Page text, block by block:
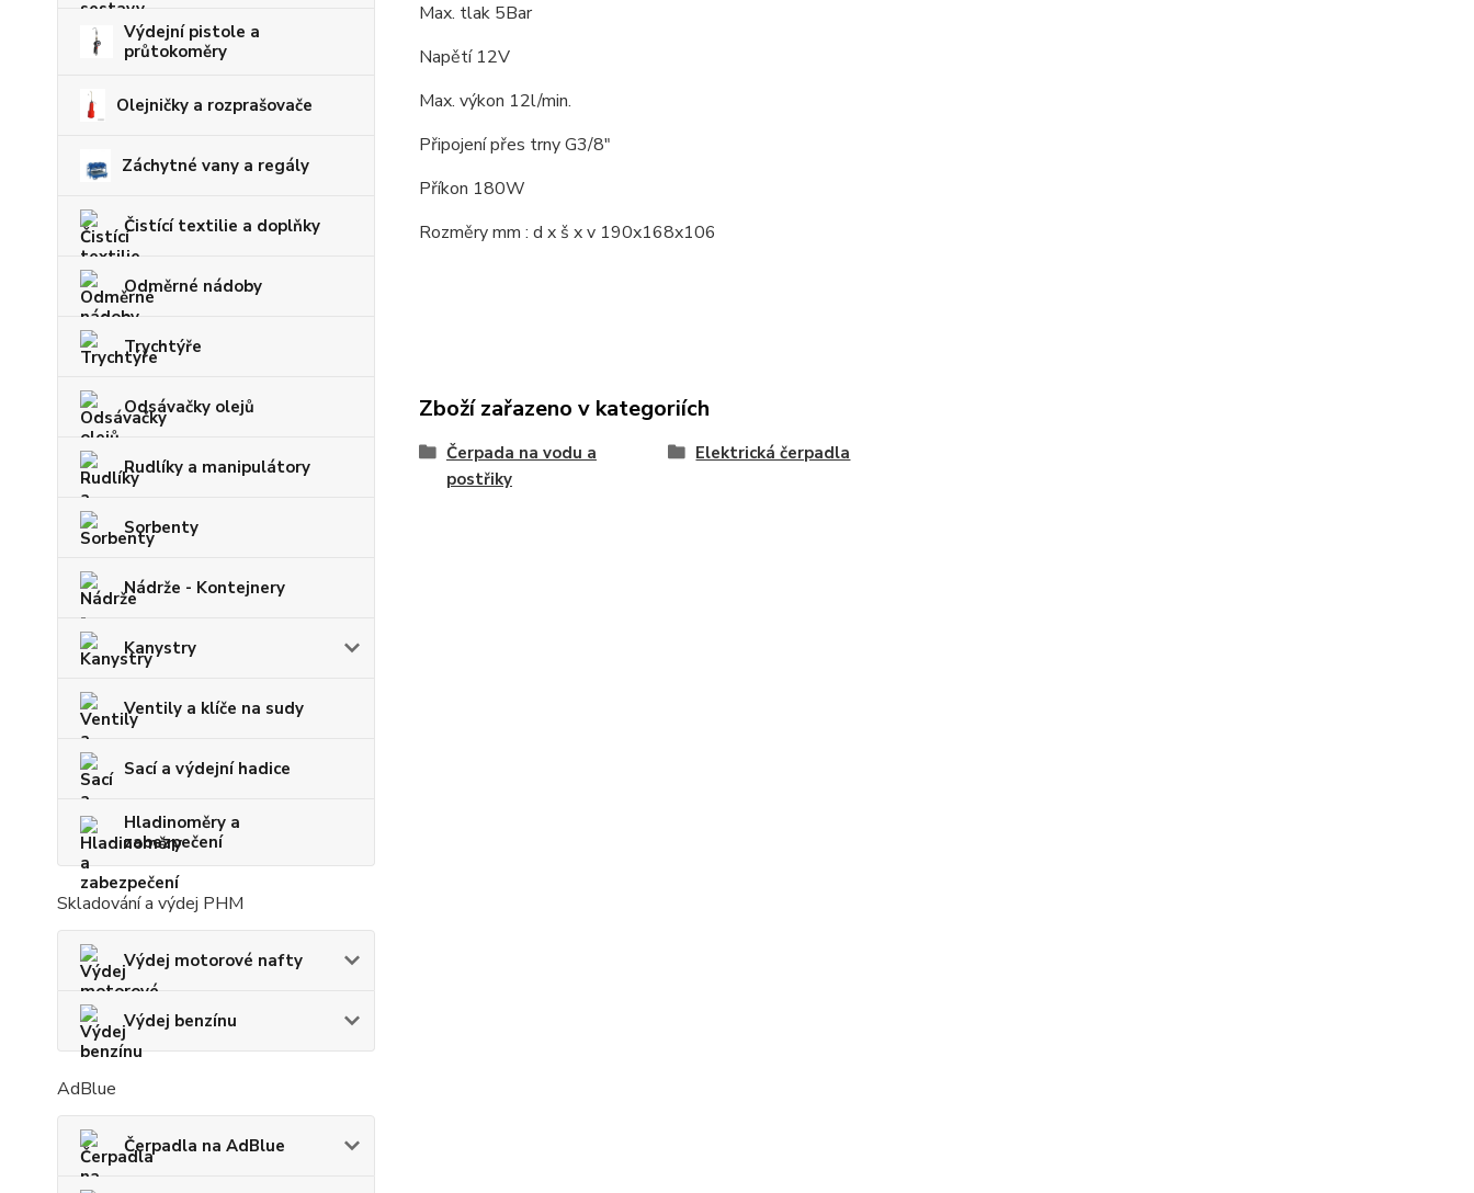
Výdejní pistole a
průtokoměry
Olejničky a rozprašovače
Záchytné vany a regály
Čistící textilie a doplňky
Odměrné nádoby
Trychtýře
Odsávačky olejů
Rudlíky a manipulátory
Sorbenty
Nádrže - Kontejnery
Kanystry
Ventily a klíče na sudy
Sací a výdejní hadice
Hladinoměry a
zabezpečení
Skladování a výdej PHM
Výdej motorové nafty
Výdej benzínu
AdBlue
Čerpadla na AdBlue
Max. tlak 5Bar
Napětí 12V
Max. výkon 12l/min.
Připojení přes trny G3/8"
Příkon 180W
Rozměry mm : d x š x v 190x168x106
Zboží zařazeno v kategoriích
Čerpada na vodu a
postřiky
Elektrická čerpadla